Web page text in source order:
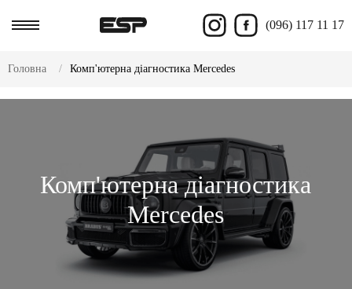
(096) 117 11 17
Головна Комп'ютерна діагностика Mercedes
Комп'ютерна діагностика
Mercedes